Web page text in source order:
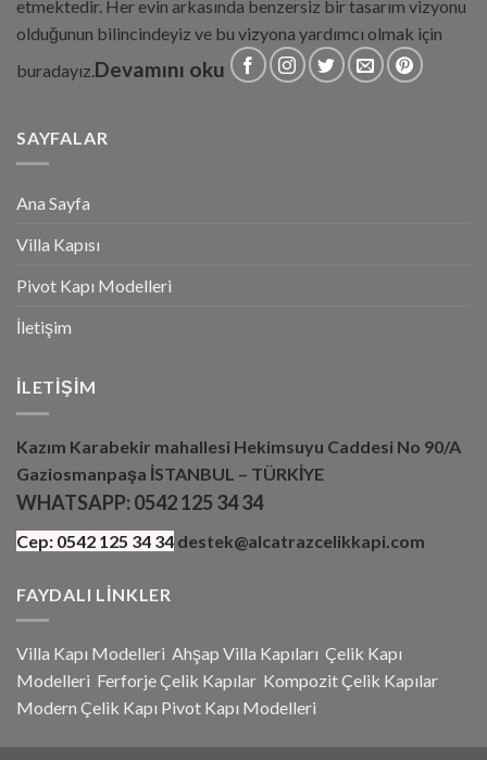
etmektedir. Her evin arkasında benzersiz bir tasarım vizyonu
olduğunun bilincindeyiz ve bu vizyona yardımcı olmak için
buradayız. Devamını oku
SAYFALAR
Ana Sayfa
Villa Kapısı
Pivot Kapı Modelleri
İletişim
İLETIŞIM
Kazım Karabekir mahallesi Hekimsuyu Caddesi No 90/A
Gaziosmanpaşa İSTANBUL – TÜRKİYE
WHATSAPP: 0542 125 34 34
Cep: 0542 125 34 34 destek@alcatrazcelikkapi.com
FAYDALI LINKLER
Villa Kapı Modelleri Ahşap Villa Kapıları Çelik Kapı
Modelleri Ferforje Çelik Kapılar Kompozit Çelik Kapılar
Modern Çelik Kapı Pivot Kapı Modelleri